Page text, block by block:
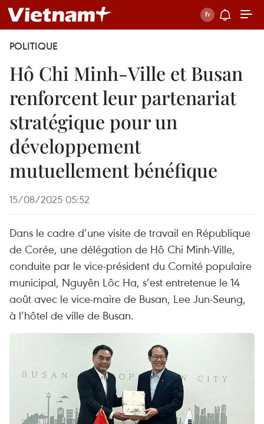
POLITIQUE
Hô Chi Minh-Ville et Busan
renforcent leur partenariat
stratégique pour un
développement
mutuellement bénéfique
15/08/2025 05:52
Dans le cadre d’une visite de travail en République
de Corée, une délégation de Hô Chi Minh-Ville,
conduite par le vice-président du Comité populaire
municipal, Nguyên Lôc Ha, s’est entretenue le 14
août avec le vice-maire de Busan, Lee Jun-Seung,
à l’hôtel de ville de Busan.